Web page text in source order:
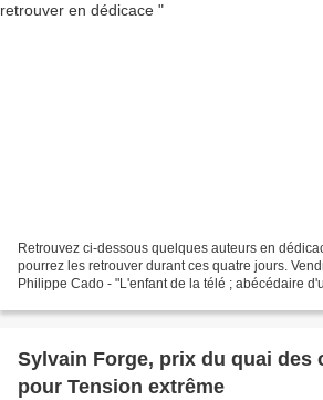
Retrouvez ci-dessous quelques auteurs en
pourrez les retrouver durant ces quatre jours.
Philippe Cado - "L'enfant de la télé ; abécédaire
Sylvain Forge, prix du quai des
pour Tension extrême